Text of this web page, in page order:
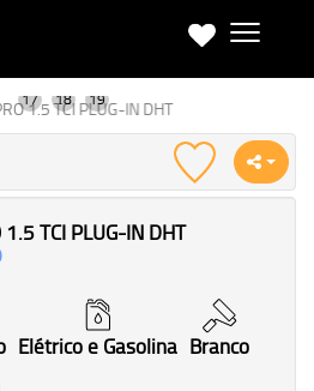
1.5 TCI PLUG-IN DHT
Elétrico e Gasolina Branco